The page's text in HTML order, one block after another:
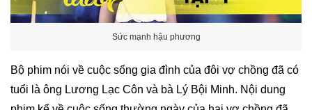
Sức mạnh hậu phương
Bộ phim nói về cuộc sống gia đình của đôi vợ chồng đã có
tuổi là ông Lương Lạc Côn và bà Lý Bội Minh. Nội dung